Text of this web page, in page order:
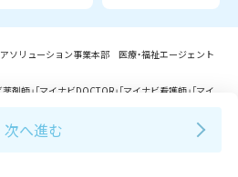
ソリューション事業本部 医療・福祉エージェント
師」「マイナビDOCTOR」「マイナビ看護師」「マイ